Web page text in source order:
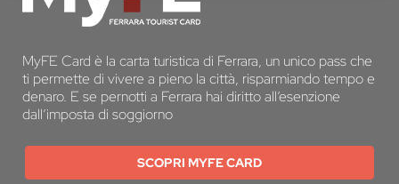
MyFE Card è la carta turistica di Ferrara, un unico pass che
ti permette di vivere a pieno la città, risparmiando tempo e
denaro. E se pernotti a Ferrara hai diritto all’esenzione
dall’imposta di soggiorno
SCOPRI MYFE CARD